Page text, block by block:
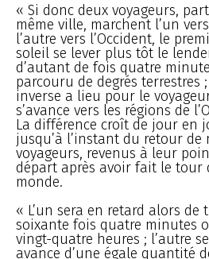
« Si donc deux voyageurs,
même ville, marchent l’un
l’autre vers l’Occident, le
soleil se lever plus tôt le
d’autant de fois quatre
parcouru de degrés terrestres
inverse a lieu pour le
s’avance vers les régions de
La différence croît de jour en
jusqu’à l’instant du retour de
voyageurs, revenus à leur
départ après avoir fait le tour
monde.
« L’un sera en retard alors de
soixante fois quatre minutes
vingt-quatre heures ; l’autre
avance d’une égale quantité